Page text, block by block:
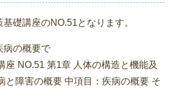
礎講座のNO.51となります。
病の概要で
座 NO.51 第1章 人体の構造と機能及
と障害の概要 中項目：疾病の概要 そ